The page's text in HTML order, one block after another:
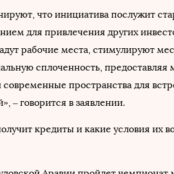
что инициатива послужит
для привлечения других
рабочие места, стимулируют
сплоченность,
современные пространства для
– говорится в заявлении.
кредиты и какие условия их